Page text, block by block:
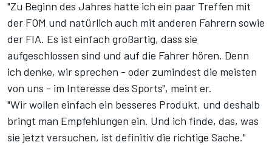
"Zu Beginn des Jahres hatte ich ein paar Treffen mit
der FOM und natürlich auch mit anderen Fahrern sowie
der FIA. Es ist einfach großartig, dass sie
aufgeschlossen sind und auf die Fahrer hören. Denn
ich denke, wir sprechen - oder zumindest die meisten
von uns - im Interesse des Sports", meint er.
"Wir wollen einfach ein besseres Produkt, und deshalb
bringt man Empfehlungen ein. Und ich finde, das, was
sie jetzt versuchen, ist definitiv die richtige Sache."